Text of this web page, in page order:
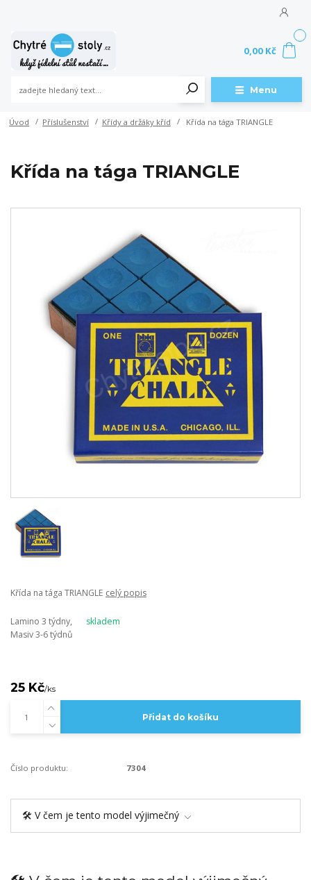
Menu
0,00 Kč
Úvod Příslušenství Křídy a držáky kříd Křída na tága TRIANGLE
Křída na tága TRIANGLE
Křída na tága TRIANGLE celý popis
Lamino 3 týdny,
Masiv 3-6 týdnů
skladem
25 Kč/ks
Přidat do košíku
Číslo produktu: 7304
🛠️ V čem je tento model výjimečný